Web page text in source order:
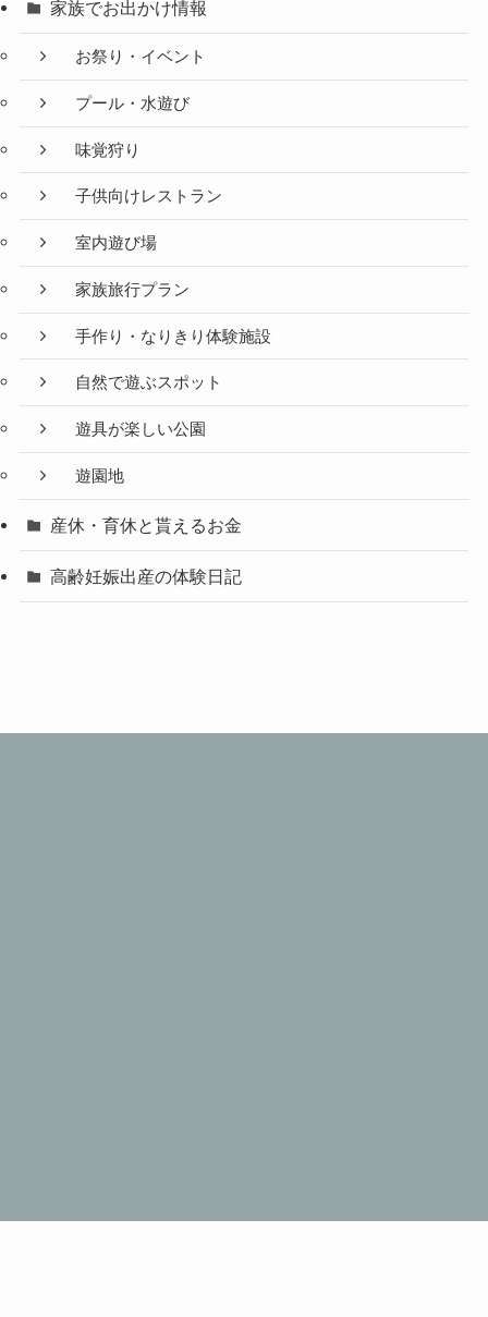
家族でお出かけ情報
お祭り・イベント
プール・水遊び
味覚狩り
子供向けレストラン
室内遊び場
家族旅行プラン
手作り・なりきり体験施設
自然で遊ぶスポット
遊具が楽しい公園
遊園地
産休・育休と貰えるお金
高齢妊娠出産の体験日記